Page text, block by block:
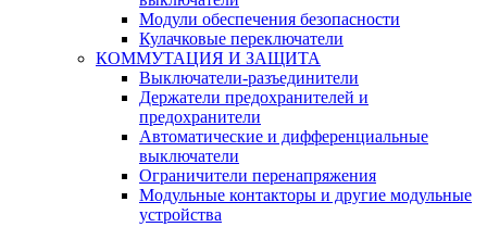
Модули обеспечения безопасности
Кулачковые переключатели
КОММУТАЦИЯ И ЗАЩИТА
Выключатели-разъединители
Держатели предохранителей и
предохранители
Автоматические и дифференциальные
выключатели
Ограничители перенапряжения
Модульные контакторы и другие модульные
устройства